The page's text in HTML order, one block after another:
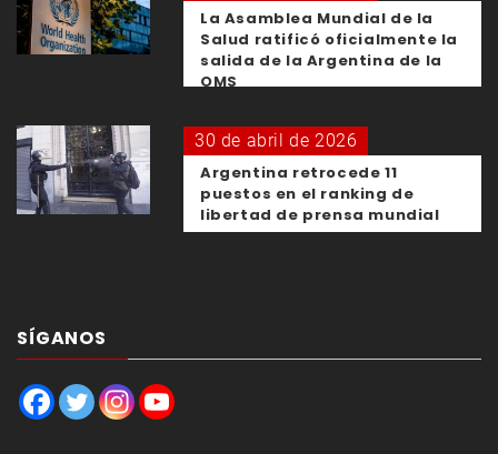
La Asamblea Mundial de la
Salud ratificó oficialmente la
salida de la Argentina de la
OMS
30 de abril de 2026
Argentina retrocede 11
puestos en el ranking de
libertad de prensa mundial
SÍGANOS